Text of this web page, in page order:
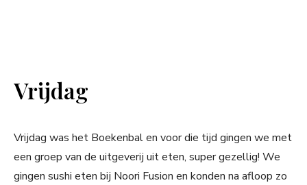
Vrijdag
Vrijdag was het Boekenbal en voor die tijd gingen we met
een groep van de uitgeverij uit eten, super gezellig! We
gingen sushi eten bij Noori Fusion en konden na afloop zo